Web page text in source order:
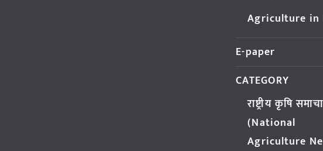
Agriculture in
E-paper
CATEGORY
राष्ट्रीय कृषि
(National
Agriculture